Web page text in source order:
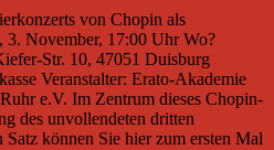
von Chopin als
3. November, 17:00 Uhr Wo?
Str. 10, 47051 Duisburg
Veranstalter: Erato-Akademie
e.V. Im Zentrum dieses Chopin-
des unvollendeten dritten
können Sie hier zum ersten Mal